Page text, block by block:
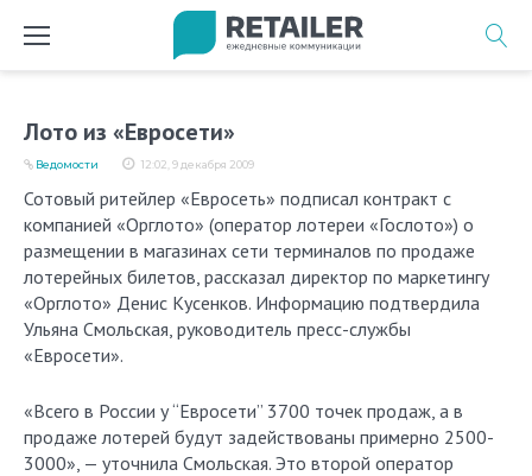
Лото из «Евросети»
12:02, 9 декабря 2009
Ведомости
Сотовый ритейлер «Евросеть» подписал контракт с
компанией «Орглото» (оператор лотереи «Гослото») о
размещении в магазинах сети терминалов по продаже
лотерейных билетов, рассказал директор по маркетингу
«Орглото» Денис Кусенков. Информацию подтвердила
Ульяна Смольская, руководитель пресс-службы
«Евросети».
«Всего в России у “Евросети” 3700 точек продаж, а в
продаже лотерей будут задействованы примерно 2500-
3000», — уточнила Смольская. Это второй оператор